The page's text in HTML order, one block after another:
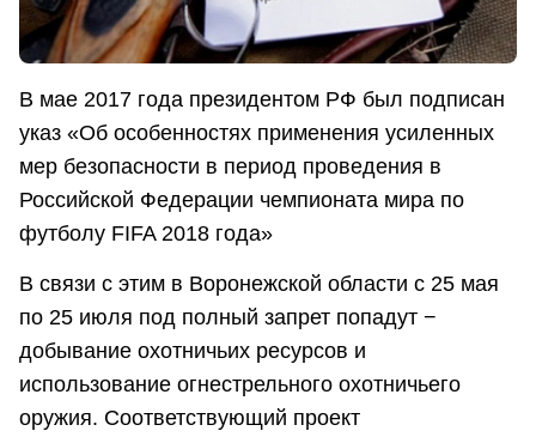
В мае 2017 года президентом РФ был подписан
указ «Об особенностях применения усиленных
мер безопасности в период проведения в
Российской Федерации чемпионата мира по
футболу FIFA 2018 года»
В связи с этим в Воронежской области с 25 мая
по 25 июля под полный запрет попадут −
добывание охотничьих ресурсов и
использование огнестрельного охотничьего
оружия. Соответствующий проект